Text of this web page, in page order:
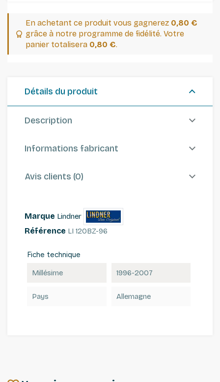
En achetant ce produit vous gagnerez 0,80 €
grâce à notre programme de fidélité. Votre
panier totalisera 0,80 €.
Détails du produit
Description
Informations fabricant
Avis clients (0)
Marque Lindner
Référence LI 120BZ-96
Fiche technique
Millésime 1996-2007
Pays Allemagne